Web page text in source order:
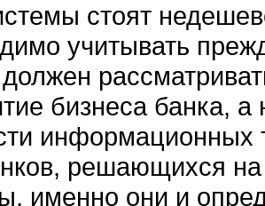
стоят
учитывать
должен
бизнеса банка,
информационных
решающихся
именно они и